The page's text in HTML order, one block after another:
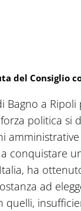
del Consiglio
Bagno a
politica si
conquistare
ha
ad
quelli,